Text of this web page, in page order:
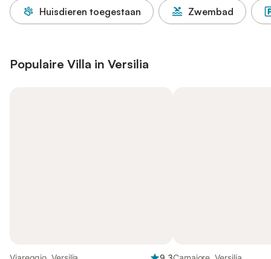
Huisdieren toegestaan Zwembad
Populaire Villa in Versilia